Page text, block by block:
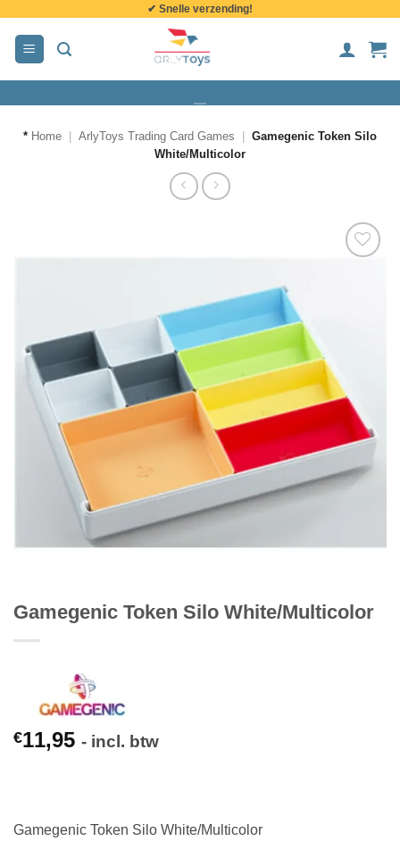
inhoud
✔ Snelle verzending!
* Home ArlyToys Trading Card Games
Gamegenic Token Silo
White/Multicolor
Gamegenic Token Silo White/Multicolor
€11,95 - incl. btw
Gamegenic Token Silo White/Multicolor